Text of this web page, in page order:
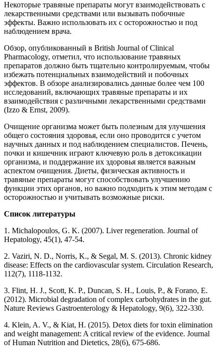
Некоторые травяные препараты могут взаимодействовать с
лекарственными средствами или вызывать побочные
эффекты. Важно использовать их с осторожностью и под
наблюдением врача.
Обзор, опубликованный в British Journal of Clinical
Pharmacology, отметил, что использование травяных
препаратов должно быть тщательно контролируемым, чтобы
избежать потенциальных взаимодействий и побочных
эффектов. В обзоре анализировались данные более чем 100
исследований, включающих травяные препараты и их
взаимодействия с различными лекарственными средствами
(Izzo & Ernst, 2009).
Очищение организма может быть полезным для улучшения
общего состояния здоровья, если оно проводится с учетом
научных данных и под наблюдением специалистов. Печень,
почки и кишечник играют ключевую роль в детоксикации
организма, и поддержание их здоровья является важным
аспектом очищения. Диеты, физическая активность и
травяные препараты могут способствовать улучшению
функции этих органов, но важно подходить к этим методам с
осторожностью и учитывать возможные риски.
Список литературы
1. Michalopoulos, G. K. (2007). Liver regeneration. Journal of
Hepatology, 45(1), 47-54.
2. Vaziri, N. D., Norris, K., & Segal, M. S. (2013). Chronic kidney
disease: Effects on the cardiovascular system. Circulation Research,
112(7), 1118-1132.
3. Flint, H. J., Scott, K. P., Duncan, S. H., Louis, P., & Forano, E.
(2012). Microbial degradation of complex carbohydrates in the gut.
Nature Reviews Gastroenterology & Hepatology, 9(6), 322-330.
4. Klein, A. V., & Kiat, H. (2015). Detox diets for toxin elimination
and weight management: A critical review of the evidence. Journal
of Human Nutrition and Dietetics, 28(6), 675-686.